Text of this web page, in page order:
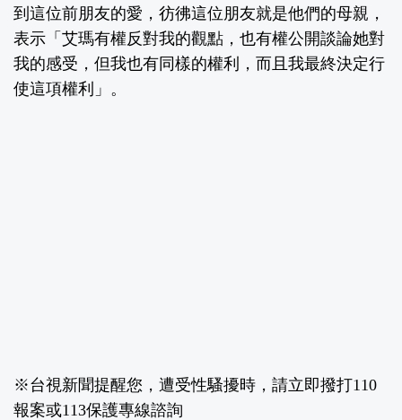
到這位前朋友的愛，彷彿這位朋友就是他們的母親，
表示「艾瑪有權反對我的觀點，也有權公開談論她對
我的感受，但我也有同樣的權利，而且我最終決定行
使這項權利」。
※台視新聞提醒您，遭受性騷擾時，請立即撥打110
報案或113保護專線諮詢